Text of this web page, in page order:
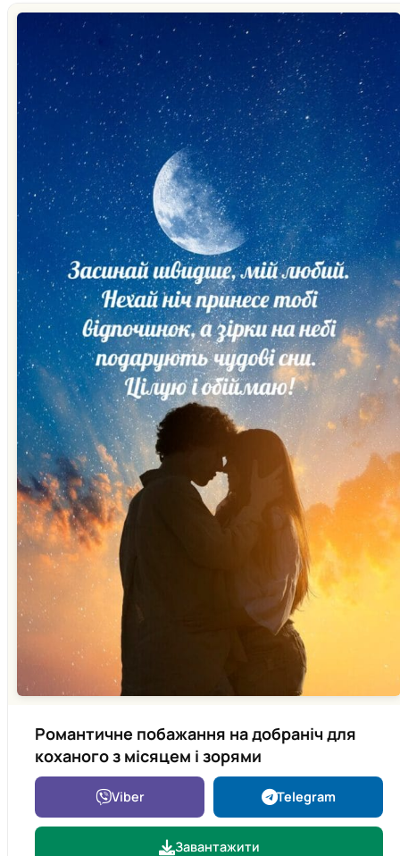
Романтичне побажання на добраніч для
коханого з місяцем і зорями
Viber Telegram
Завантажити